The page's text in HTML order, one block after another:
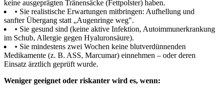
keine ausgeprägten Tränensäcke (Fettpolster) haben.
• Sie realistische Erwartungen mitbringen: Aufhellung und
sanfter Übergang statt „Augenringe weg".
• Sie gesund sind (keine aktive Infektion, Autoimmunerkrankung
im Schub, Allergie gegen Hyaluronsäure).
• Sie mindestens zwei Wochen keine blutverdünnenden
Medikamente (z. B. ASS, Marcumar) einnehmen – oder deren
Einsatz ärztlich geprüft wurde.
Weniger geeignet oder riskanter wird es, wenn: